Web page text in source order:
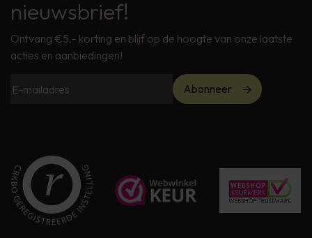
nieuwsbrief!
Ontvang €5,- korting en blijf op de hoogte van onze laatste
acties en aanbiedingen!
Abonneer